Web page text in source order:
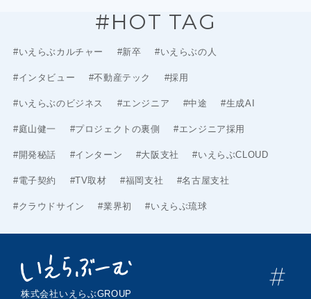
#HOT TAG
#いえらぶカルチャー #新卒 #いえらぶの人
#インタビュー #不動産テック #採用
#いえらぶのビジネス #エンジニア #中途 #生成AI
#庭山健一 #プロジェクトの裏側 #エンジニア採用
#開発秘話 #インターン #大阪支社 #いえらぶCLOUD
#電子契約 #TV取材 #福岡支社 #名古屋支社
#クラウドサイン #業界初 #いえらぶ琉球
株式会社いえらぶGROUP